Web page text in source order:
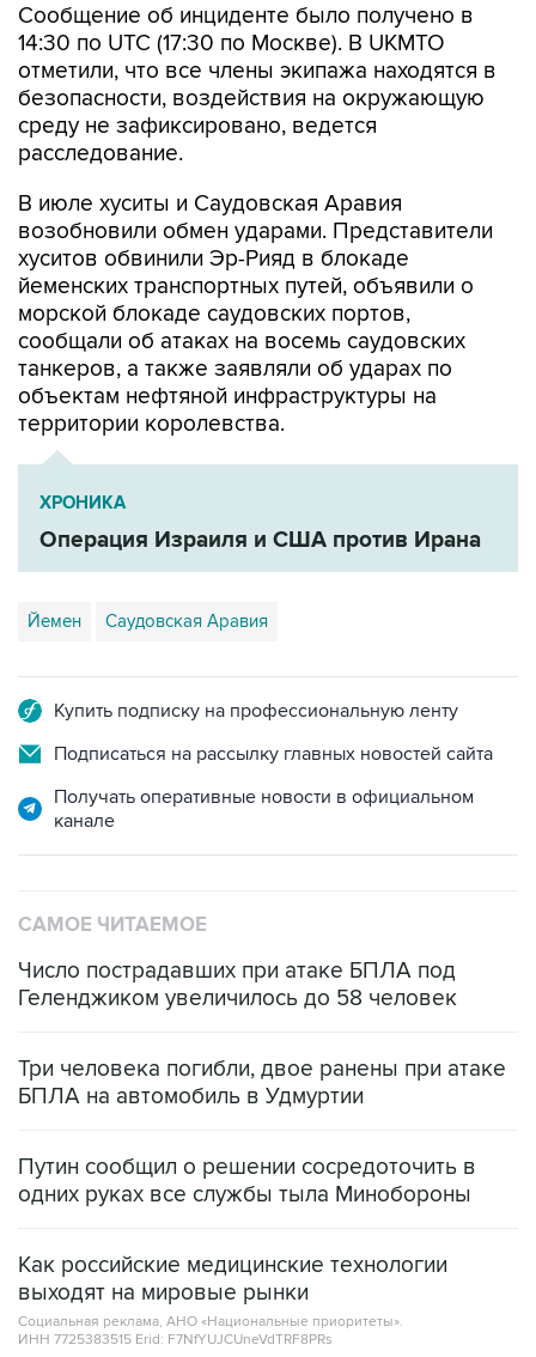
Сообщение об инциденте было получено в
14:30 по UTC (17:30 по Москве). В UKMTO
отметили, что все члены экипажа находятся в
безопасности, воздействия на окружающую
среду не зафиксировано, ведется
расследование.
В июле хуситы и Саудовская Аравия
возобновили обмен ударами. Представители
хуситов обвинили Эр-Рияд в блокаде
йеменских транспортных путей, объявили о
морской блокаде саудовских портов,
сообщали об атаках на восемь саудовских
танкеров, а также заявляли об ударах по
объектам нефтяной инфраструктуры на
территории королевства.
ХРОНИКА
Операция Израиля и США против Ирана
Йемен Саудовская Аравия
Купить подписку на профессиональную ленту
Подписаться на рассылку главных новостей сайта
Получать оперативные новости в официальном
канале
САМОЕ ЧИТАЕМОЕ
Число пострадавших при атаке БПЛА под
Геленджиком увеличилось до 58 человек
Три человека погибли, двое ранены при атаке
БПЛА на автомобиль в Удмуртии
Путин сообщил о решении сосредоточить в
одних руках все службы тыла Минобороны
Как российские медицинские технологии
выходят на мировые рынки
Социальная реклама, АНО «Национальные приоритеты».
ИНН 7725383515 Erid: F7NfYUJCUneVdTRF8PRs